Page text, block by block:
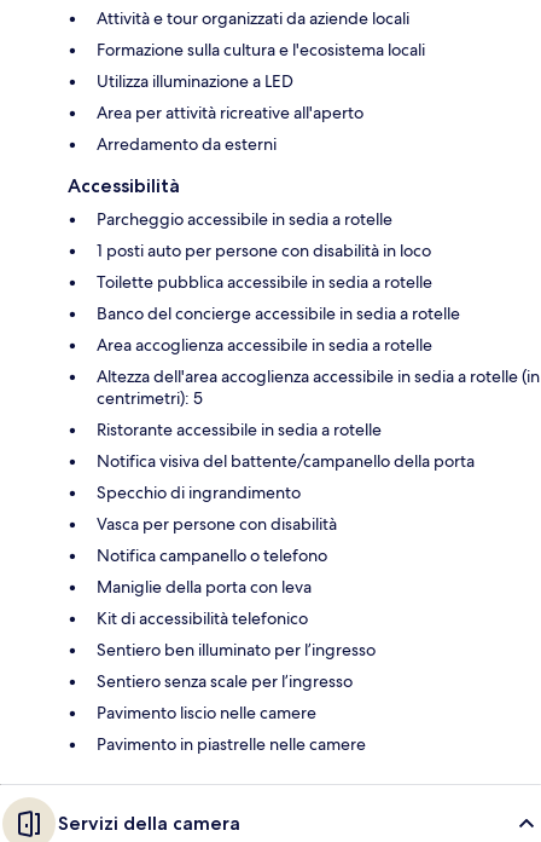
Attività e tour organizzati da aziende locali
Formazione sulla cultura e l'ecosistema locali
Utilizza illuminazione a LED
Area per attività ricreative all'aperto
Arredamento da esterni
Accessibilità
Parcheggio accessibile in sedia a rotelle
1 posti auto per persone con disabilità in loco
Toilette pubblica accessibile in sedia a rotelle
Banco del concierge accessibile in sedia a rotelle
Area accoglienza accessibile in sedia a rotelle
Altezza dell'area accoglienza accessibile in sedia a rotelle (in
centrimetri): 5
Ristorante accessibile in sedia a rotelle
Notifica visiva del battente/campanello della porta
Specchio di ingrandimento
Vasca per persone con disabilità
Notifica campanello o telefono
Maniglie della porta con leva
Kit di accessibilità telefonico
Sentiero ben illuminato per l’ingresso
Sentiero senza scale per l’ingresso
Pavimento liscio nelle camere
Pavimento in piastrelle nelle camere
Servizi della camera